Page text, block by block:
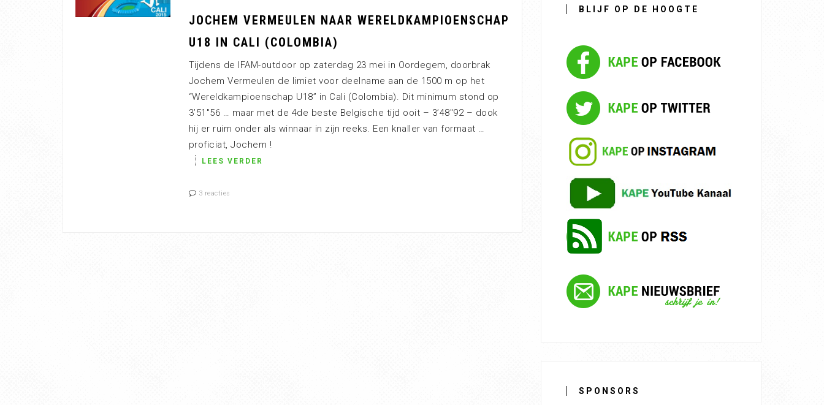
JOCHEM VERMEULEN NAAR WERELDKAMPIOENSCHAP
U18 IN CALI (COLOMBIA)
Tijdens de IFAM-outdoor op zaterdag 23 mei in Oordegem, doorbrak
Jochem Vermeulen de limiet voor deelname aan de 1500 m op het
“Wereldkampioenschap U18” in Cali (Colombia). Dit minimum stond op
3’51″56 … maar met de 4de beste Belgische tijd ooit – 3’48″92 – dook
hij er ruim onder als winnaar in zijn reeks. Een knaller van formaat …
proficiat, Jochem !
LEES VERDER
3 reacties
BLIJF OP DE HOOGTE
SPONSORS